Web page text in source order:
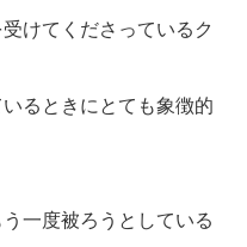
けてくださっているク
るときにとても象徴的
一度被ろうとしている